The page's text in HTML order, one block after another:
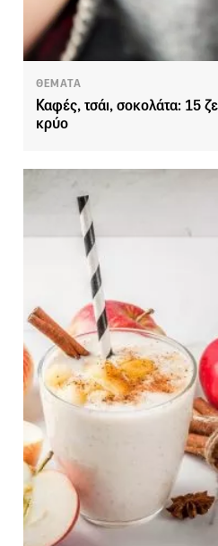
ΘΕΜΑΤΑ
Καφές, τσάι, σοκολάτα: 15
κρύο